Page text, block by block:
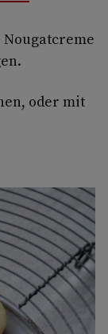
Nougatcreme
oder mit